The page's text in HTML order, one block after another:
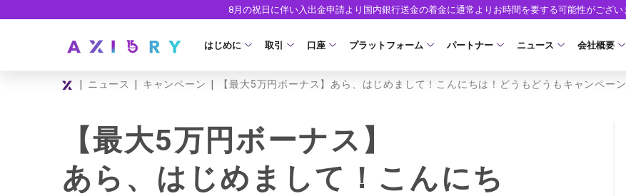
8月の祝日に伴い入出金申請より国内銀行送金の着金に通常よりお時間を要する可能性がござい
はじめに
ライセンス
安全性
取引
FX（通貨ペア）
現物株式
ETF スワップとロールオーバー
口座
口座タイプ
法人のお客様
ゼロ口座 NEW 開設方法
プラットフォーム
MT5
MT4
cTrader
パートナー ニュース 会社概要
| ニュース | キャンペーン | 【最大5万円ボーナス】あら、はじめまして！こんにちは！どうもどうもキャンペーン
【最大5万円ボーナス】
あら、はじめまして！こんにち